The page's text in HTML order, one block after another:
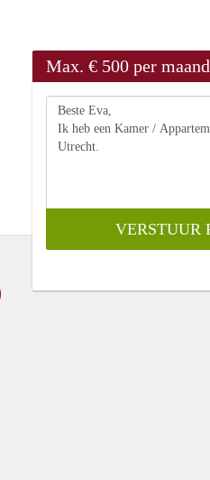
Max. € 500 per maand